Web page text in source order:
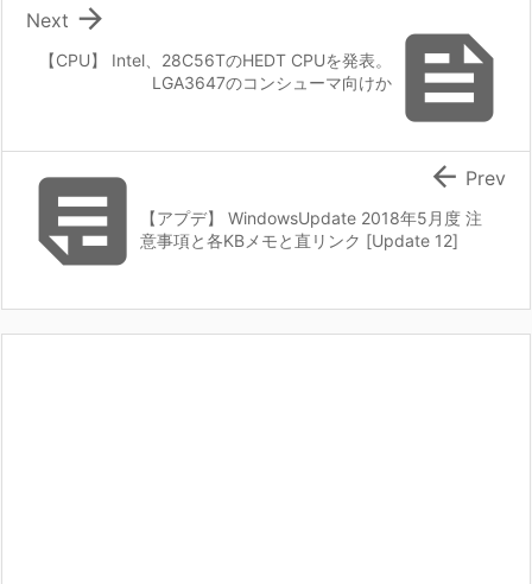

【CPU】 Intel、28C56TのHEDT CPUを発表。
LGA3647のコンシューマ向けか

Next
 【アプデ】 WindowsUpdate 2018年5月度 注
意事項と各KBメモと直リンク [Update 12]
 Prev